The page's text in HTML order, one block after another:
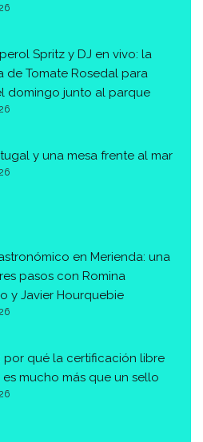
Spritz y DJ en vivo: la
de Tomate Rosedal para
domingo junto al parque
y una mesa frente al mar
en Merienda: una
pasos con Romina
y Javier Hourquebie
por qué la certificación libre
mucho más que un sello